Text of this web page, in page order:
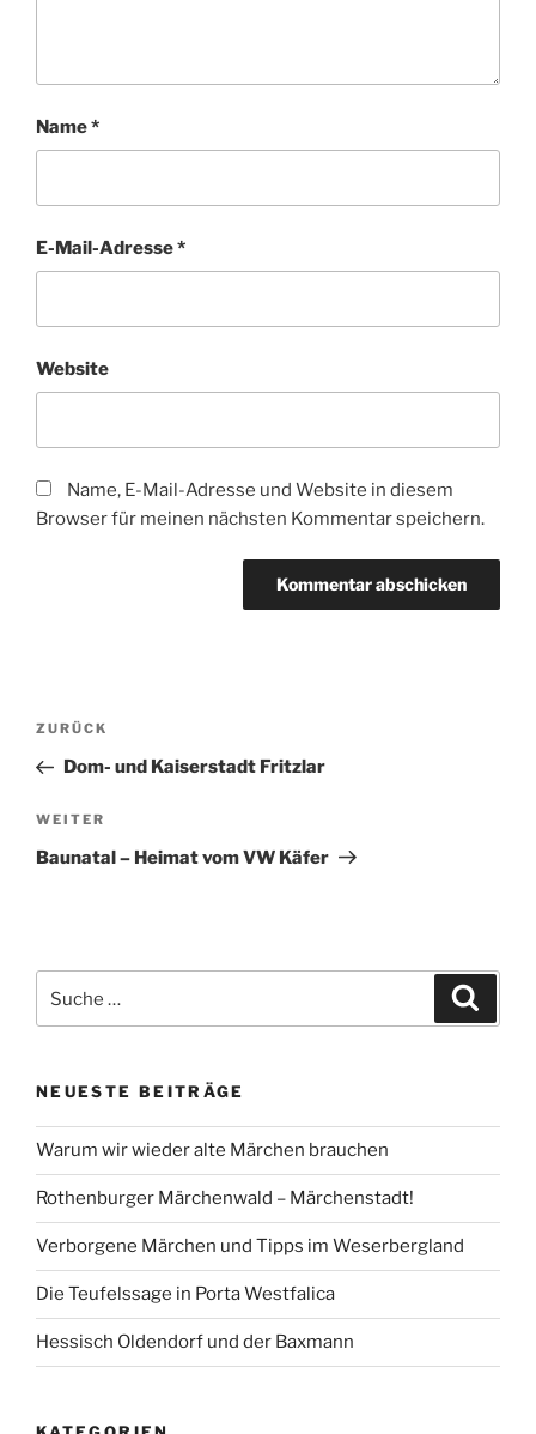
Name*
E-Mail-Adresse*
Website
Name, E-Mail-Adresse und Website in diesem
Browser für meinen nächsten Kommentar speichern.
Beitragsnavigation
Vorheriger
Beitrag
ZURÜCK
Dom- und Kaiserstadt Fritzlar
Nächster
Beitrag
WEITER
Baunatal – Heimat vom VW Käfer
nach:
NEUESTE BEITRÄGE
Warum wir wieder alte Märchen brauchen
Rothenburger Märchenwald – Märchenstadt!
Verborgene Märchen und Tipps im Weserbergland
Die Teufelssage in Porta Westfalica
Hessisch Oldendorf und der Baxmann